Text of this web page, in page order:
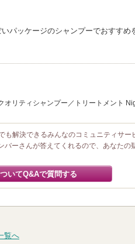
パッケージのシャンプーでおすす
オリティシャンプー／トリートメント
も解決できるみんなのコミュニティサー
バーさんが答えてくれるので、あなたの
いてQ&Aで質問する
覧へ